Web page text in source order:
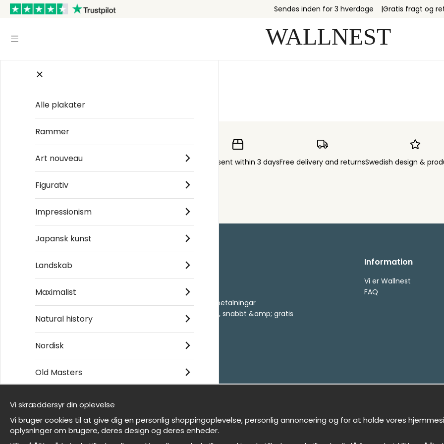
Sendes inden for 3 hverdage Gratis fragt og
Order sent within 3 daysFree delivery and returnsSwedish design &
Handle ind
Kontakt os
- Returer och återbetalningar
- Leverans - enkelt, snabbt &amp; gratis
Om cookies
Mine favoritter
Information
Vi er Wallnest
FAQ
Et harum quidem rerum facilis est et expedita
Alle plakater
Rammer
Art nouveau
Figurativ
Impressionism
Japansk kunst
Landskab
Maximalist
Natural history
Nordisk
Old Masters
Vi er Wallnest
FAQ
Vi skræddersyr din oplevelse
Vi bruger cookies til at give dig en personlig shoppingoplevelse, personlig annoncering og for at holde vores
oplysninger om brugere, deres design og deres enheder.